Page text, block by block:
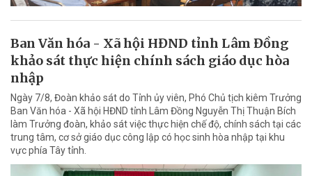
Ban Văn hóa - Xã hội HĐND tỉnh Lâm Đồng
khảo sát thực hiện chính sách giáo dục hòa
nhập
Ngày 7/8, Đoàn khảo sát do Tỉnh ủy viên, Phó Chủ tịch kiêm Trưởng
Ban Văn hóa - Xã hội HĐND tỉnh Lâm Đồng Nguyễn Thị Thuận Bích
làm Trưởng đoàn, khảo sát việc thực hiện chế độ, chính sách tại các
trung tâm, cơ sở giáo dục công lập có học sinh hòa nhập tại khu
vực phía Tây tỉnh.